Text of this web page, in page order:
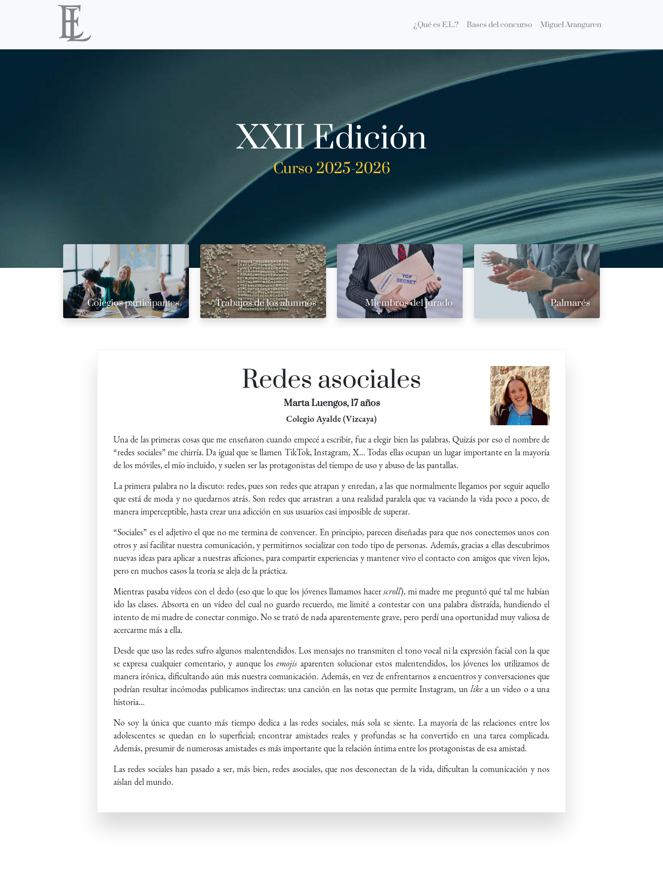
¿Qué es E.L.? Bases del concurso Miguel Aranguren
XXII Edición
Curso 2025-2026
Colegios participantes Trabajos de los alumnos Miembros del jurado Palmarés
Redes asociales
Marta Luengos, 17 años
Colegio Ayalde (Vizcaya)
Una de las primeras cosas que me enseñaron cuando empecé a escribir, fue a elegir bien las palabras. Quizás por eso el nombre de
“redes sociales” me chirría. Da igual que se llamen TikTok, Instagram, X… Todas ellas ocupan un lugar importante en la mayoría
de los móviles, el mío incluido, y suelen ser las protagonistas del tiempo de uso y abuso de las pantallas.
La primera palabra no la discuto: redes, pues son redes que atrapan y enredan, a las que normalmente llegamos por seguir aquello
que está de moda y no quedarnos atrás. Son redes que arrastran a una realidad paralela que va vaciando la vida poco a poco, de
manera imperceptible, hasta crear una adicción en sus usuarios casi imposible de superar.
“Sociales” es el adjetivo el que no me termina de convencer. En principio, parecen diseñadas para que nos conectemos unos con
otros y así facilitar nuestra comunicación, y permitirnos socializar con todo tipo de personas. Además, gracias a ellas descubrimos
nuevas ideas para aplicar a nuestras aficiones, para compartir experiencias y mantener vivo el contacto con amigos que viven lejos,
pero en muchos casos la teoría se aleja de la práctica.
Mientras pasaba vídeos con el dedo (eso que lo que los jóvenes llamamos hacerscroll), mi madre me preguntó qué tal me habían
ido las clases. Absorta en un vídeo del cual no guardo recuerdo, me limité a contestar con una palabra distraída, hundiendo el
intento de mi madre de conectar conmigo. No se trató de nada aparentemente grave, pero perdí una oportunidad muy valiosa de
acercarme más a ella.
Desde que uso las redes sufro algunos malentendidos. Los mensajes no transmiten el tono vocal ni la expresión facial con la que
se expresa cualquier comentario, y aunque losemojis aparenten solucionar estos malentendidos, los jóvenes los utilizamos de
manera irónica, dificultando aún más nuestra comunicación. Además, en vez de enfrentarnos a encuentros y conversaciones que
podrían resultar incómodas publicamos indirectas: una canción en las notas que permite Instagram, un likea un video o a una
historia…
No soy la única que cuanto más tiempo dedica a las redes sociales, más sola se siente. La mayoría de las relaciones entre los
adolescentes se quedan en lo superficial; encontrar amistades reales y profundas se ha convertido en una tarea complicada.
Además, presumir de numerosas amistades es más importante que la relación íntima entre los protagonistas de esa amistad.
Las redes sociales han pasado a ser, más bien, redes asociales, que nos desconectan de la vida, dificultan la comunicación y nos
aíslan del mundo.